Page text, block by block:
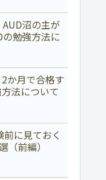
AUD沼の主が
勉強方法に
2か月で合格す
法について
前に見ておく
（前編）